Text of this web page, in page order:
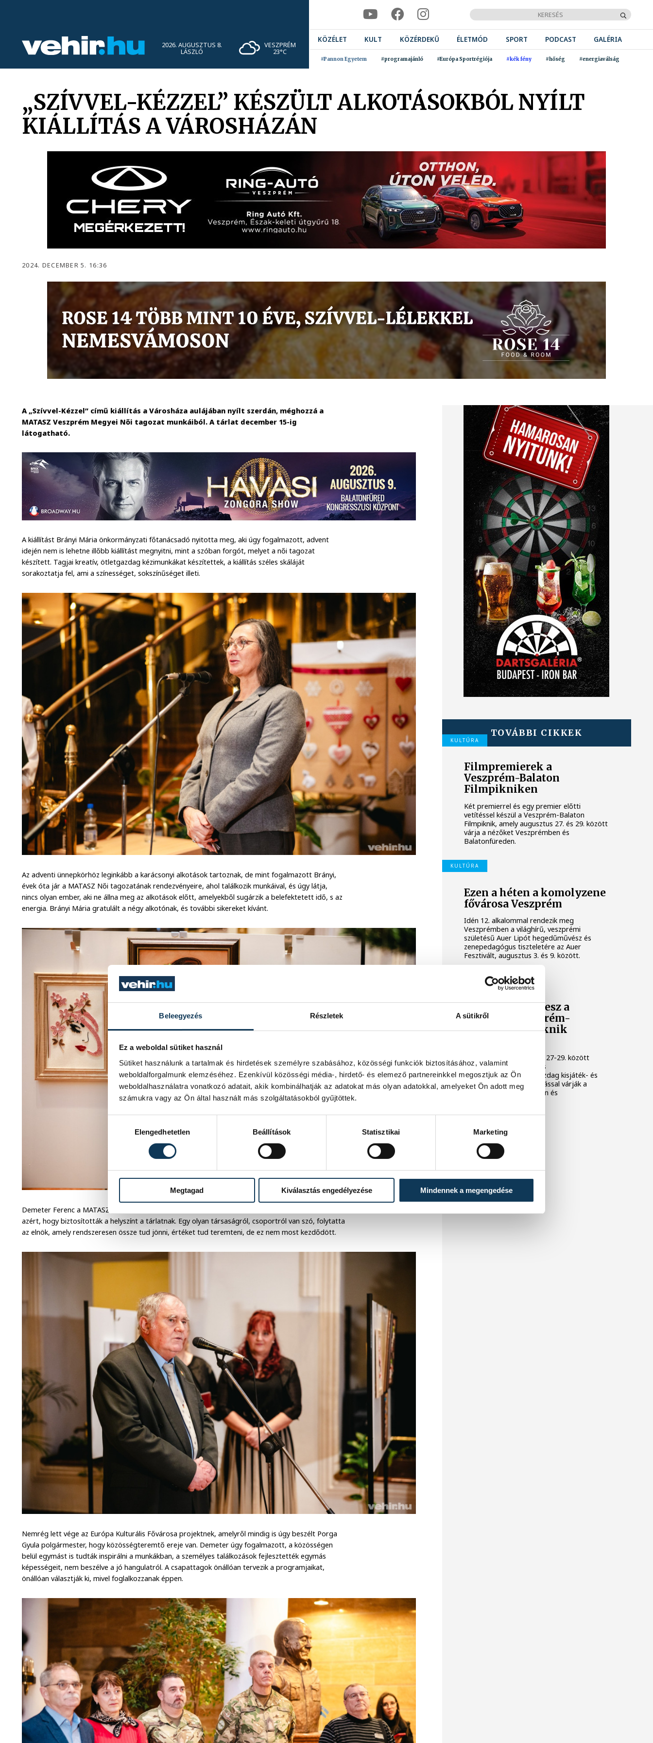
Beleegyezés Részletek A sütikről
Ez a weboldal sütiket használ
Sütiket használunk a tartalmak és hirdetések személyre szabásához, közösségi funkciók biztosításához, valamint
weboldalforgalmunk elemzéséhez. Ezenkívül közösségi média-, hirdető- és elemező partnereinkkel megosztjuk az Ön
weboldalhasználatra vonatkozó adatait, akik kombinálhatják az adatokat más olyan adatokkal, amelyeket Ön adott meg
számukra vagy az Ön által használt más szolgáltatásokból gyűjtöttek.
Elengedhetetlen
Beállítások Statisztikai Marketing
Megtagad Kiválasztás engedélyezése Mindennek a megengedése
2026. AUGUSZTUS 8.
LÁSZLÓ
VESZPRÉM
23°C
KÖZÉLET KULT KÖZÉRDEKŰ ÉLETMÓD SPORT PODCAST GALÉRIA
#Pannon Egyetem #programajánló #Európa Sportrégiója #kék fény #hőség #energiaválság
„SZÍVVEL-KÉZZEL” KÉSZÜLT ALKOTÁSOKBÓL NYÍLT
KIÁLLÍTÁS A VÁROSHÁZÁN
2024. DECEMBER 5. 16:36
A „Szívvel-Kézzel” című kiállítás a Városháza aulájában nyílt szerdán, méghozzá a
MATASZ Veszprém Megyei Női tagozat munkáiból. A tárlat december 15-ig
látogatható.
A kiállítást Brányi Mária önkormányzati főtanácsadó nyitotta meg, aki úgy fogalmazott, advent
idején nem is lehetne illőbb kiállítást megnyitni, mint a szóban forgót, melyet a női tagozat
készített. Tagjai kreatív, ötletgazdag kézimunkákat készítettek, a kiállítás széles skáláját
sorakoztatja fel, ami a színességet, sokszínűséget illeti.
Az adventi ünnepkörhöz leginkább a karácsonyi alkotások tartoznak, de mint fogalmazott Brányi,
évek óta jár a MATASZ Női tagozatának rendezvényeire, ahol találkozik munkáival, és úgy látja,
nincs olyan ember, aki ne állna meg az alkotások előtt, amelyekből sugárzik a belefektetett idő, s az
energia. Brányi Mária gratulált a négy alkotónak, és további sikereket kívánt.
Demeter Ferenc a MATASZ VME elnöke is felszólalt, köszönetet mondott a városnak, elsősorban
azért, hogy biztosították a helyszínt a tárlatnak. Egy olyan társaságról, csoportról van szó, folytatta
az elnök, amely rendszeresen össze tud jönni, értéket tud teremteni, de ez nem most kezdődött.
Nemrég lett vége az Európa Kulturális Fővárosa projektnek, amelyről mindig is úgy beszélt Porga
Gyula polgármester, hogy közösségteremtő ereje van. Demeter úgy fogalmazott, a közösségen
belül egymást is tudták inspirálni a munkákban, a személyes találkozások fejlesztették egymás
képességeit, nem beszélve a jó hangulatról. A csapattagok önállóan tervezik a programjaikat,
önállóan választják ki, mivel foglalkozzanak éppen.
TOVÁBBI CIKKEK
KULTÚRA
Filmpremierek a
Veszprém-Balaton
Filmpikniken
Két premierrel és egy premier előtti
vetítéssel készül a Veszprém-Balaton
Filmpiknik, amely augusztus 27. és 29. között
várja a nézőket Veszprémben és
Balatonfüreden.
KULTÚRA
Ezen a héten a komolyzene
fővárosa Veszprém
Idén 12. alkalommal rendezik meg
Veszprémben a világhírű, veszprémi
születésű Auer Lipót hegedűművész és
zenepedagógus tiszteletére az Auer
Fesztivált, augusztus 3. és 9. között.
Osvárt Andrea lesz a
megújult Veszprém-
Balaton Filmpiknik
A Filmpikniken augusztus 27-29. között
csaknem hatvan játék- és
dokumentumfilmmel, gazdag kisjáték- és
animációs filmes válogatással várják a
közönséget Veszprémben és